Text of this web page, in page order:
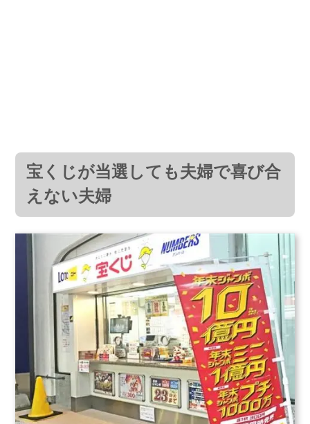
宝くじが当選しても夫婦で喜び合
えない夫婦